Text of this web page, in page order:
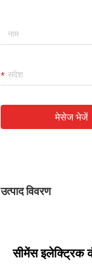
मेसेज भेजें
उत्पाद विवरण
सीमेंस इलेक्ट्रिक